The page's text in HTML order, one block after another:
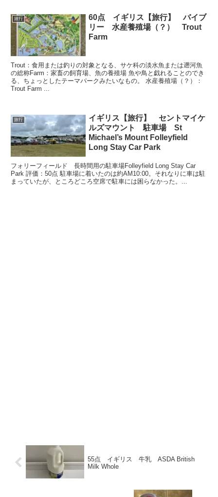
旅行
60点 イギリス【旅行】 バイブ
リー 水産養殖場（？） Trout
Farm
Trout：食用または釣りの対象となる、サケ科の淡水魚または遡河魚
の総称Farm：家畜の飼育場、魚の養殖場 魚や鳥と戯れることのでき
る、ちょっとしたテーマパークみたいなもの。 水産養殖場（？）：
Trout Farm ...
旅行
イギリス【旅行】 セントマイケ
ルズマウント 駐車場 St
Michael’s Mount Folleyfield
Long Stay Car Park
フォリーフィールド 長時間用の駐車場Folleyfield Long Stay Car
Park 評価：50点 駐車場に着いたのは約AM10:00。それなりに車は駐
まっていたが、ところどころ空席で駐車には困らなかった。...
55点 イギリス 牛乳 ASDA British
Milk Whole